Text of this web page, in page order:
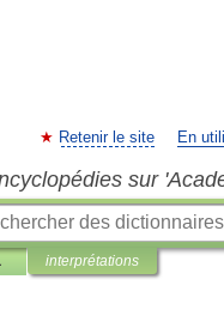
Retenir le site En
sur
interprétations